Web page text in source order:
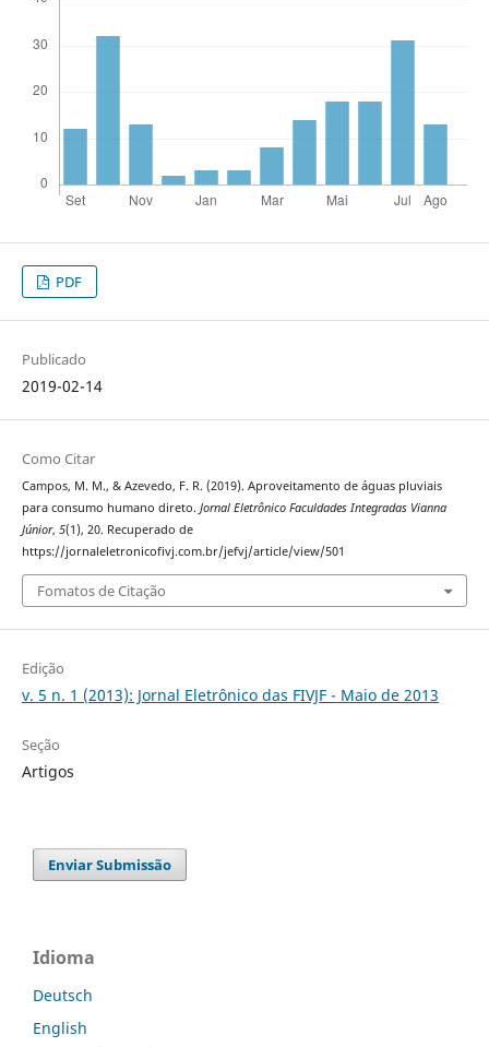
PDF
Publicado
2019-02-14
Como Citar
Campos, M. M., & Azevedo, F. R. (2019). Aproveitamento de águas pluviais
para consumo humano direto. Jornal Eletrônico Faculdades Integradas Vianna
Júnior, 5(1), 20. Recuperado de
https://jornaleletronicofivj.com.br/jefvj/article/view/501
Fomatos de Citação
Edição
v. 5 n. 1 (2013): Jornal Eletrônico das FIVJF - Maio de 2013
Seção
Artigos
Enviar Submissão
Idioma
Deutsch
English